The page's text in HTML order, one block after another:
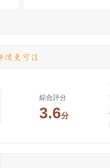
綜合評分
3.6分